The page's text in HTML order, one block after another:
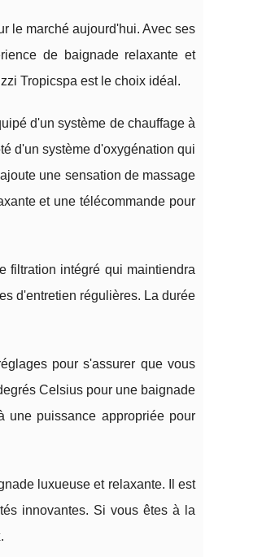
le marché aujourd'hui. Avec ses
de baignade relaxante et
Tropicspa est le choix idéal.
d'un système de chauffage à
d'un système d'oxygénation qui
une sensation de massage
et une télécommande pour
filtration intégré qui maintiendra
d'entretien régulières. La durée
pour s'assurer que vous
Celsius pour une baignade
une puissance appropriée pour
luxueuse et relaxante. Il est
innovantes. Si vous êtes à la